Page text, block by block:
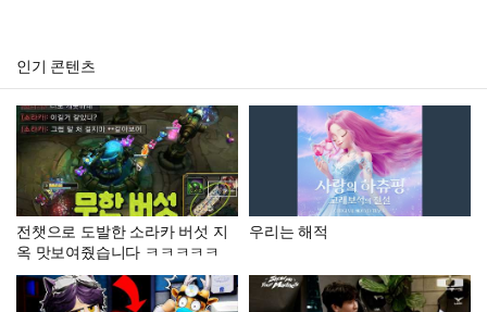
인기 콘텐츠
전챗으로 도발한 소라카 버섯 지
옥 맛보여줬습니다 ㅋㅋㅋㅋㅋ
우리는 해적